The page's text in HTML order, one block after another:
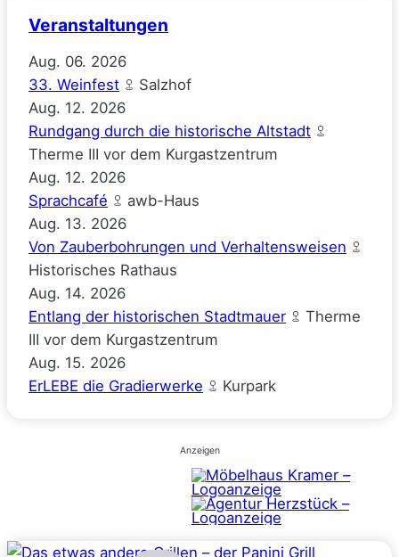
Veranstaltungen
Aug. 06. 2026
33. Weinfest
Salzhof
Aug. 12. 2026
Rundgang durch die historische Altstadt
Therme III vor dem Kurgastzentrum
Aug. 12. 2026
Sprachcafé
awb-Haus
Aug. 13. 2026
Von Zauberbohrungen und Verhaltensweisen
Historisches Rathaus
Aug. 14. 2026
Entlang der historischen Stadtmauer
Therme
III vor dem Kurgastzentrum
Aug. 15. 2026
ErLEBE die Gradierwerke
Kurpark
Anzeigen